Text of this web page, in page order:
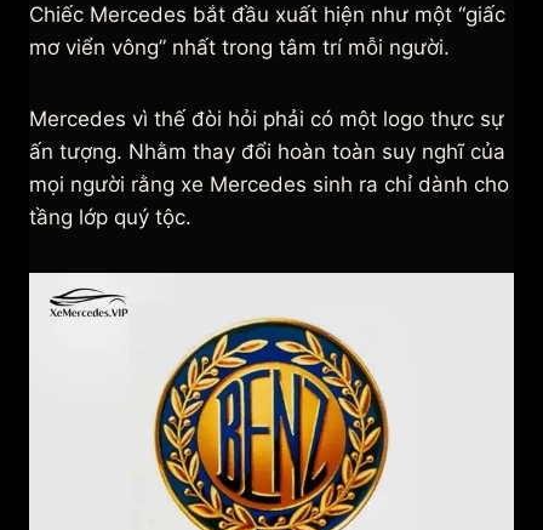
Chiếc Mercedes bắt đầu xuất hiện như một “giấc
mơ viển vông” nhất trong tâm trí mỗi người.
Mercedes vì thế đòi hỏi phải có một logo thực sự
ấn tượng. Nhằm thay đổi hoàn toàn suy nghĩ của
mọi người rằng xe Mercedes sinh ra chỉ dành cho
tầng lớp quý tộc.